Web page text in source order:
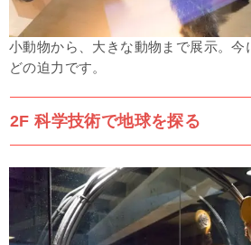
小動物から、大きな動物まで展示。今
どの迫力です。
2F 科学技術で地球を探る